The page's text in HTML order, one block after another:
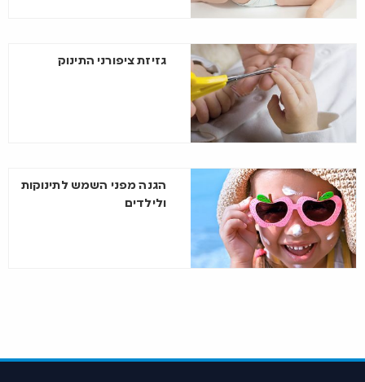
גזיזת ציפורני התינוק
הגנה מפני השמש לתינוקות
ולילדים